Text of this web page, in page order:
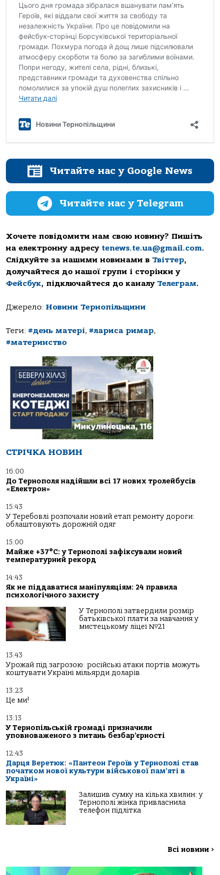
Читайте нас у Google News
Читайте нас у Telegram
Хочете повідомити нам свою новину? Пишіть
на електронну адресу tenews.te.ua@gmail.com.
Слідкуйте за нашими новинами в Твіттер,
долучайтеся до нашої групи і сторінки у
Фейсбук, підключайтеся до каналу Телеграм.
Джерело: Новини Тернопільщини
Теги: #день матері, #лариса римар,
#материнство
СТРІЧКА НОВИН
16:00
До Тернополя надійшли всі 17 нових тролейбусів
«Електрон»
15:43
У Теребовлі розпочали новий етап ремонту дороги:
облаштовують дорожній одяг
15:00
Майже +37°C: у Тернополі зафіксували новий
температурний рекорд
14:43
Як не піддаватися маніпуляціям: 24 правила
психологічного захисту
У Тернополі затвердили розмір
батьківської плати за навчання у
мистецькому ліцеї №21
13:43
Урожай під загрозою: російські атаки портів можуть
коштувати Україні мільярди доларів
13:23
Це ми!
13:13
У Тернопільській громаді призначили
уповноваженого з питань безбар’єрності
12:43
Дарця Веретюк: «Пантеон Героїв у Тернополі став
початком нової культури військової пам’яті в
Україні»
Залишив сумку на кілька хвилин: у
Тернополі жінка привласнила
телефон підлітка
Всі новини >